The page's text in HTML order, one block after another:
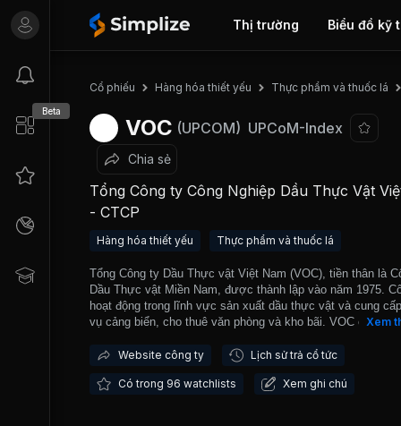
Thị trường Biểu đồ kỹ
Beta
Cổ phiếu Hàng hóa thiết yếu Thực phẩm và thuốc lá
VOC (UPCOM) UPCoM-Index
Chia sẻ
Tổng Công ty Công Nghiệp Dầu Thực Vật
- CTCP
Hàng hóa thiết yếu Thực phẩm và thuốc lá
Tổng Công ty Dầu Thực vật Việt Nam (VOC), tiền thân là
Dầu Thực vật Miền Nam, được thành lập vào năm 1975.
hoạt động trong lĩnh vực sản xuất dầu thực vật và cung
vụ cảng biển, cho thuê văn phòng và kho bãi. VOC chính
nhà máy của VOC có thể sản xuất 130.000 tấn dầu tinh
công nghệ sản xuất dầu mè chất lượng cao đáp ứng nhu cầu
Xem
Website công ty Lịch sử trả cổ tức
Có trong 96 watchlists Xem ghi chú